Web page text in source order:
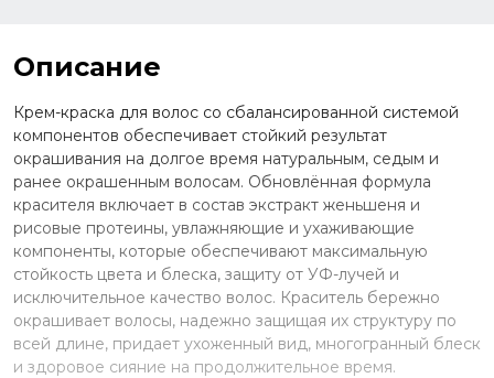
Описание
Крем-краска для волос со сбалансированной системой
компонентов обеспечивает стойкий результат
окрашивания на долгое время натуральным, седым и
ранее окрашенным волосам. Обновлённая формула
красителя включает в состав экстракт женьшеня и
рисовые протеины, увлажняющие и ухаживающие
компоненты, которые обеспечивают максимальную
стойкость цвета и блеска, защиту от УФ-лучей и
исключительное качество волос. Краситель бережно
окрашивает волосы, надежно защищая их структуру по
всей длине, придает ухоженный вид, многогранный блеск
и здоровое сияние на продолжительное время.